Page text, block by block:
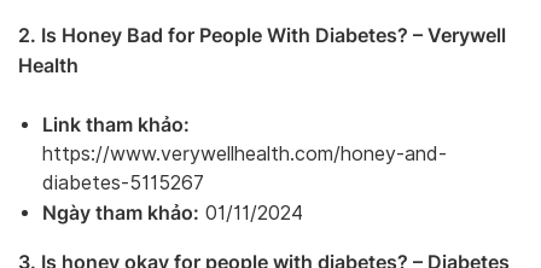
2. Is Honey Bad for People With Diabetes? – Verywell
Health
Link tham khảo:
https://www.verywellhealth.com/honey-and-
diabetes-5115267
Ngày tham khảo: 01/11/2024
3. Is honey okay for people with diabetes? – Diabetes